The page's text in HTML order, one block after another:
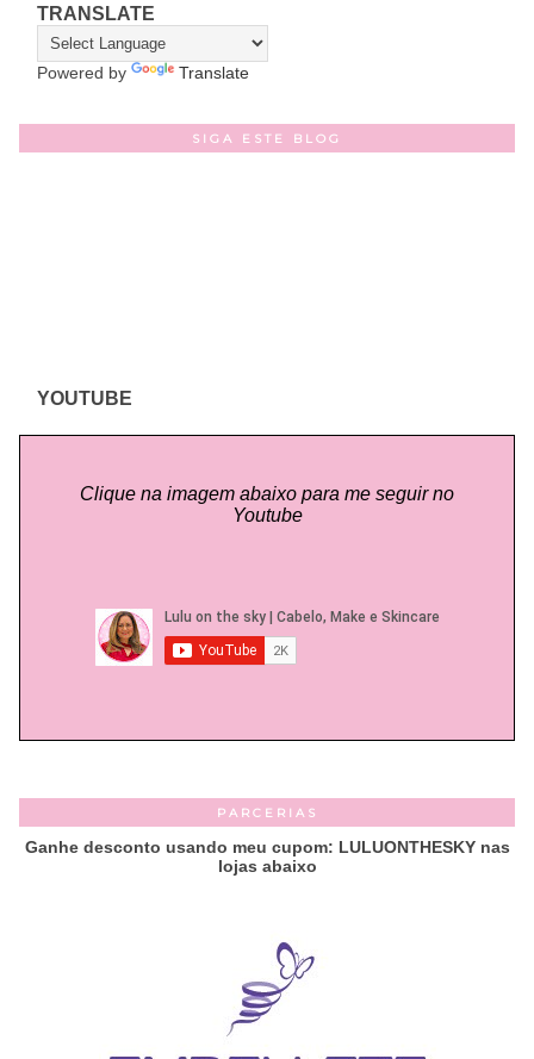
TRANSLATE
Powered by Translate
SIGA ESTE BLOG
YOUTUBE
Clique na imagem abaixo para me seguir no
Youtube
PARCERIAS
Ganhe desconto usando meu cupom: LULUONTHESKY nas
lojas abaixo